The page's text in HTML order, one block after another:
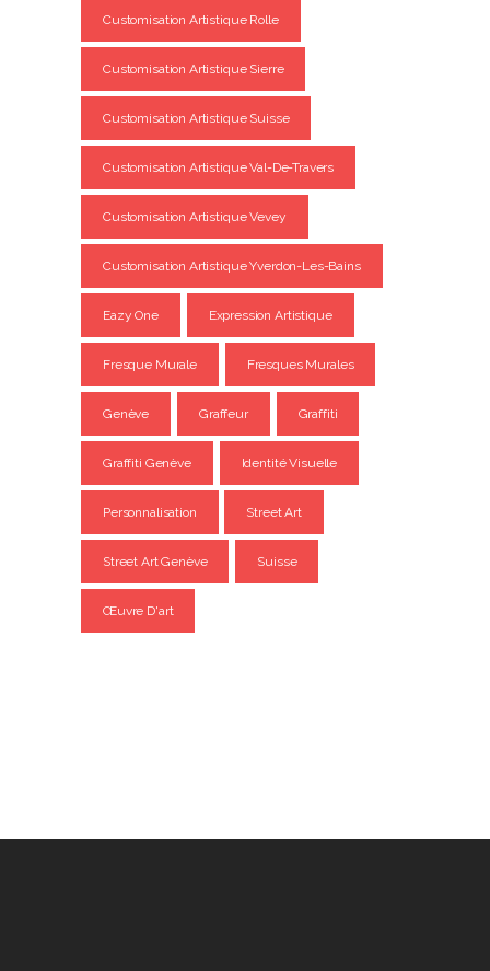
Customisation Artistique Rolle
Customisation Artistique Sierre
Customisation Artistique Suisse
Customisation Artistique Val-De-Travers
Customisation Artistique Vevey
Customisation Artistique Yverdon-Les-Bains
Eazy One Expression Artistique
Fresque Murale Fresques Murales
Genève Graffeur Graffiti
Graffiti Genève Identité Visuelle
Personnalisation Street Art
Street Art Genève Suisse
Œuvre D'art